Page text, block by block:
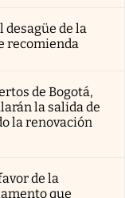
desagüe de la
recomienda
de Bogotá,
la salida de
la renovación
de la
que